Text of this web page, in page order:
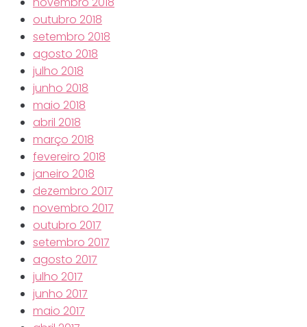
outubro 2018
setembro 2018
agosto 2018
julho 2018
junho 2018
maio 2018
abril 2018
março 2018
fevereiro 2018
janeiro 2018
dezembro 2017
novembro 2017
outubro 2017
setembro 2017
agosto 2017
julho 2017
junho 2017
maio 2017